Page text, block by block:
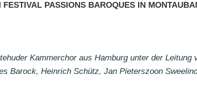
PASSIONS BAROQUES IN
Kammerchor aus Hamburg unter der Leitung
Barock, Heinrich Schütz, Jan Pieterszoon